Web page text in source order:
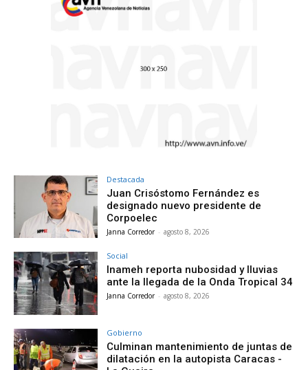
Destacada
Juan Crisóstomo Fernández es
designado nuevo presidente de
Corpoelec
Janna Corredor - agosto 8, 2026
Social
Inameh reporta nubosidad y lluvias
ante la llegada de la Onda Tropical 34
Janna Corredor - agosto 8, 2026
Gobierno
Culminan mantenimiento de juntas de
dilatación en la autopista Caracas -